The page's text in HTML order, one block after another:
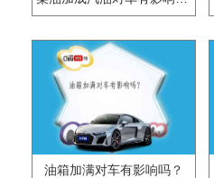
油箱加满对车有影响吗？